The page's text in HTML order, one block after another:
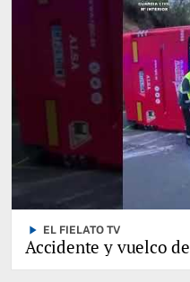
play_arrow EL FIELATO TV
Accidente y vuelco